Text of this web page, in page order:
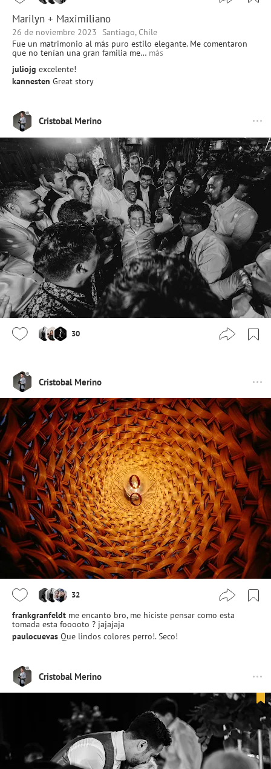
Marilyn + Maximiliano
26 de noviembre 2023
Santiago, Chile
Fue un matrimonio al más puro estilo elegante. Me comentaron
que no tenían una gran familia me… más
juliojg excelente!
kannesten Great story
Cristobal Merino
30
Cristobal Merino
32
frankgranfeldt me encanto bro, me hiciste pensar como esta
tomada esta fooooto ? jajajaja
paulocuevas Que lindos colores perro!. Seco!
Cristobal Merino